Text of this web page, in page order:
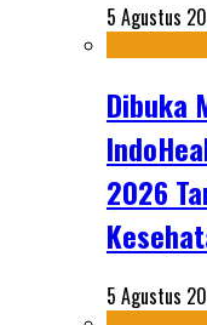
5 Agustus
Dibuka
2026
5 Agustus